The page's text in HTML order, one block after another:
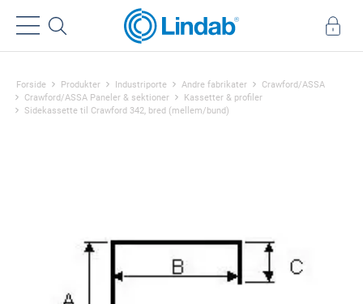
Forside Produkter Industriporte Andre fabrikater
Crawford/ASSA
Crawford/ASSA Paneler & sektioner
Kassetter & profiler
Sidekassette til Crawford 342, bred (mellem/bund)